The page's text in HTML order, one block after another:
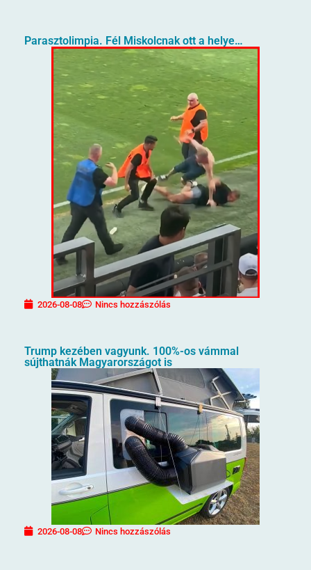
Parasztolimpia. Fél Miskolcnak ott a helye…
2026-08-08 Nincs hozzászólás
Trump kezében vagyunk. 100%-os vámmal
sújthatnák Magyarországot is
2026-08-08 Nincs hozzászólás